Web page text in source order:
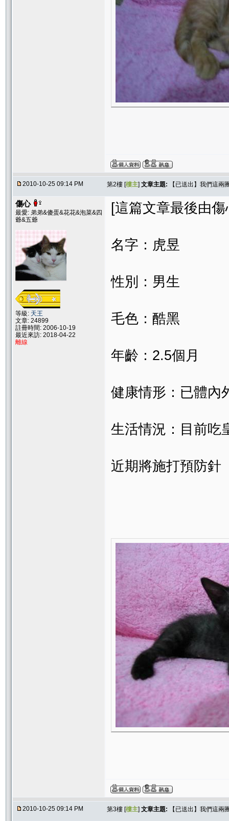
2010-10-25 09:14 PM 第2樓 [樓主] 文章主題: 【已送出】我們這
傷心
最愛: 弟弟&傻蛋&花花&泡菜&四
爺&五爺
等級: 天王
文章: 24899
註冊時間: 2006-10-19
最近來訪: 2018-04-22
離線
[這篇文章最後由
名字：虎昱
性別：男生
毛色：酷黑
年齡：2.5個月
健康情形：已體內
生活情況：目前吃
近期將施打預防針
2010-10-25 09:14 PM 第3樓 [樓主] 文章主題: 【已送出】我們這